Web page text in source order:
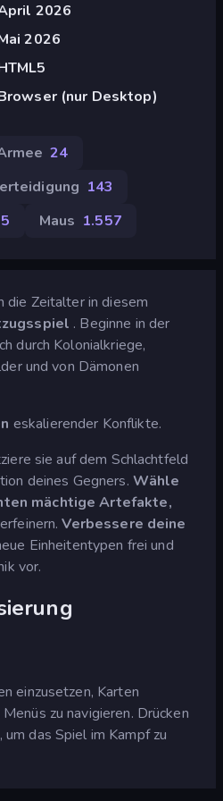
2026
2026
(nur Desktop)
24
143
Maus 1.557
die Zeitalter in diesem
. Beginne in der
durch Kolonialkriege,
und von Dämonen
eskalierender Konflikte.
sie auf dem Schlachtfeld
deines Gegners. Wähle
mächtige Artefakte,
Verbessere deine
Einheitentypen frei und
vor.
einzusetzen, Karten
zu navigieren. Drücken
, um das Spiel im Kampf zu